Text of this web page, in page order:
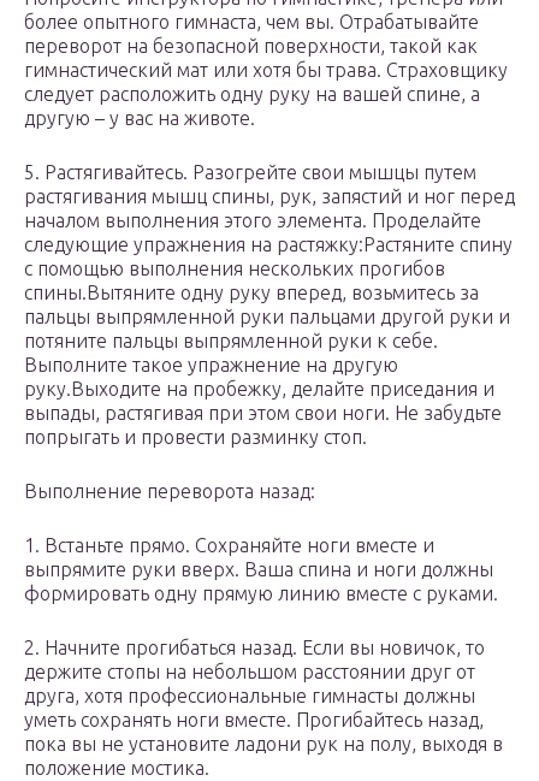
более опытного гимнаста, чем вы. Отрабатывайте
переворот на безопасной поверхности, такой как
гимнастический мат или хотя бы трава. Страховщику
следует расположить одну руку на вашей спине, а
другую – у вас на животе.
5. Растягивайтесь. Разогрейте свои мышцы путем
растягивания мышц спины, рук, запястий и ног перед
началом выполнения этого элемента. Проделайте
следующие упражнения на растяжку:Растяните спину
с помощью выполнения нескольких прогибов
спины.Вытяните одну руку вперед, возьмитесь за
пальцы выпрямленной руки пальцами другой руки и
потяните пальцы выпрямленной руки к себе.
Выполните такое упражнение на другую
руку.Выходите на пробежку, делайте приседания и
выпады, растягивая при этом свои ноги. Не забудьте
попрыгать и провести разминку стоп.
Выполнение переворота назад:
1. Встаньте прямо. Сохраняйте ноги вместе и
выпрямите руки вверх. Ваша спина и ноги должны
формировать одну прямую линию вместе с руками.
2. Начните прогибаться назад. Если вы новичок, то
держите стопы на небольшом расстоянии друг от
друга, хотя профессиональные гимнасты должны
уметь сохранять ноги вместе. Прогибайтесь назад,
пока вы не установите ладони рук на полу, выходя в
положение мостика.